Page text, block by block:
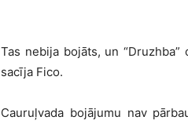
Tas nebija bojāts, un
sacīja Fico.
Cauruļvada bojājumu nav